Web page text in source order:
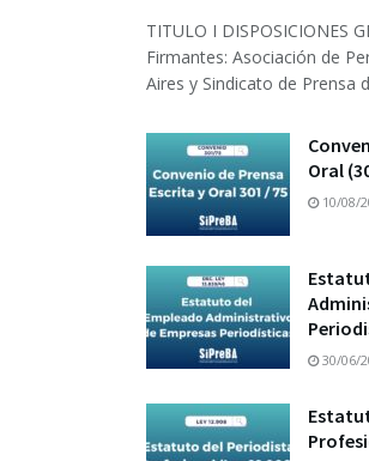
TITULO I DISPOSICIONES
Firmantes: Asociación de
Aires y Sindicato de Prensa
Oral
10/08/
30/06/